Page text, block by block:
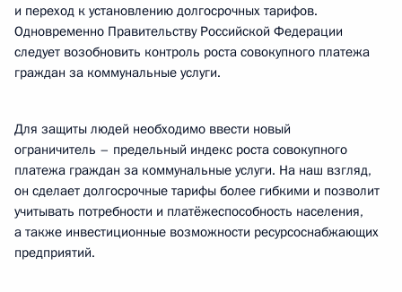
и переход к установлению долгосрочных тарифов.
Одновременно Правительству Российской Федерации
следует возобновить контроль роста совокупного платежа
граждан за коммунальные услуги.
Для защиты людей необходимо ввести новый
ограничитель – предельный индекс роста совокупного
платежа граждан за коммунальные услуги. На наш взгляд,
он сделает долгосрочные тарифы более гибкими и позволит
учитывать потребности и платёжеспособность населения,
а также инвестиционные возможности ресурсоснабжающих
предприятий.